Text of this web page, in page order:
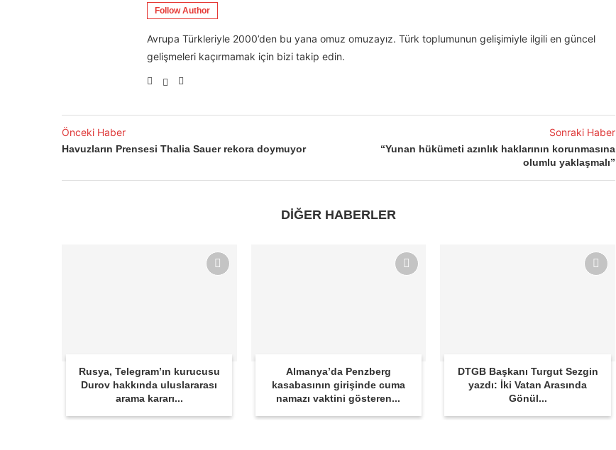
Follow Author
Avrupa Türkleriyle 2000’den bu yana omuz omuzayız. Türk toplumunun gelişimiyle ilgili en güncel
gelişmeleri kaçırmamak için bizi takip edin.
Önceki Haber
Havuzların Prensesi Thalia Sauer rekora doymuyor
Sonraki Haber
“Yunan hükümeti azınlık haklarının korunmasına
olumlu yaklaşmalı”
DİĞER HABERLER
Rusya, Telegram’ın kurucusu
Durov hakkında uluslararası
arama kararı...
Almanya’da Penzberg
kasabasının girişinde cuma
namazı vaktini gösteren...
DTGB Başkanı Turgut Sezgin
yazdı: İki Vatan Arasında
Gönül...